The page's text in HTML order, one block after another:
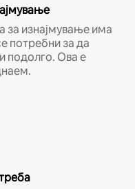
за изнајмување има
потребни за да
подолго. Ова е